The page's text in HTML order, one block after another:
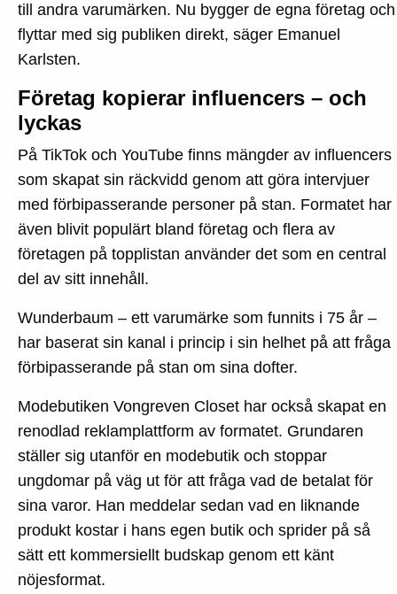
till andra varumärken. Nu bygger de egna företag och
flyttar med sig publiken direkt, säger Emanuel
Karlsten.
Företag kopierar influencers – och
lyckas
På TikTok och YouTube finns mängder av influencers
som skapat sin räckvidd genom att göra intervjuer
med förbipasserande personer på stan. Formatet har
även blivit populärt bland företag och flera av
företagen på topplistan använder det som en central
del av sitt innehåll.
Wunderbaum – ett varumärke som funnits i 75 år –
har baserat sin kanal i princip i sin helhet på att fråga
förbipasserande på stan om sina dofter.
Modebutiken Vongreven Closet har också skapat en
renodlad reklamplattform av formatet. Grundaren
ställer sig utanför en modebutik och stoppar
ungdomar på väg ut för att fråga vad de betalat för
sina varor. Han meddelar sedan vad en liknande
produkt kostar i hans egen butik och sprider på så
sätt ett kommersiellt budskap genom ett känt
nöjesformat.